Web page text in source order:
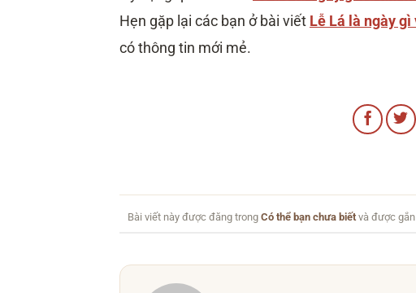
Hẹn gặp lại các bạn ở bài viết Lễ Lá là ngày
có thông tin mới mẻ.
Bài viết này được đăng trongCó thể bạn chưa biết và được